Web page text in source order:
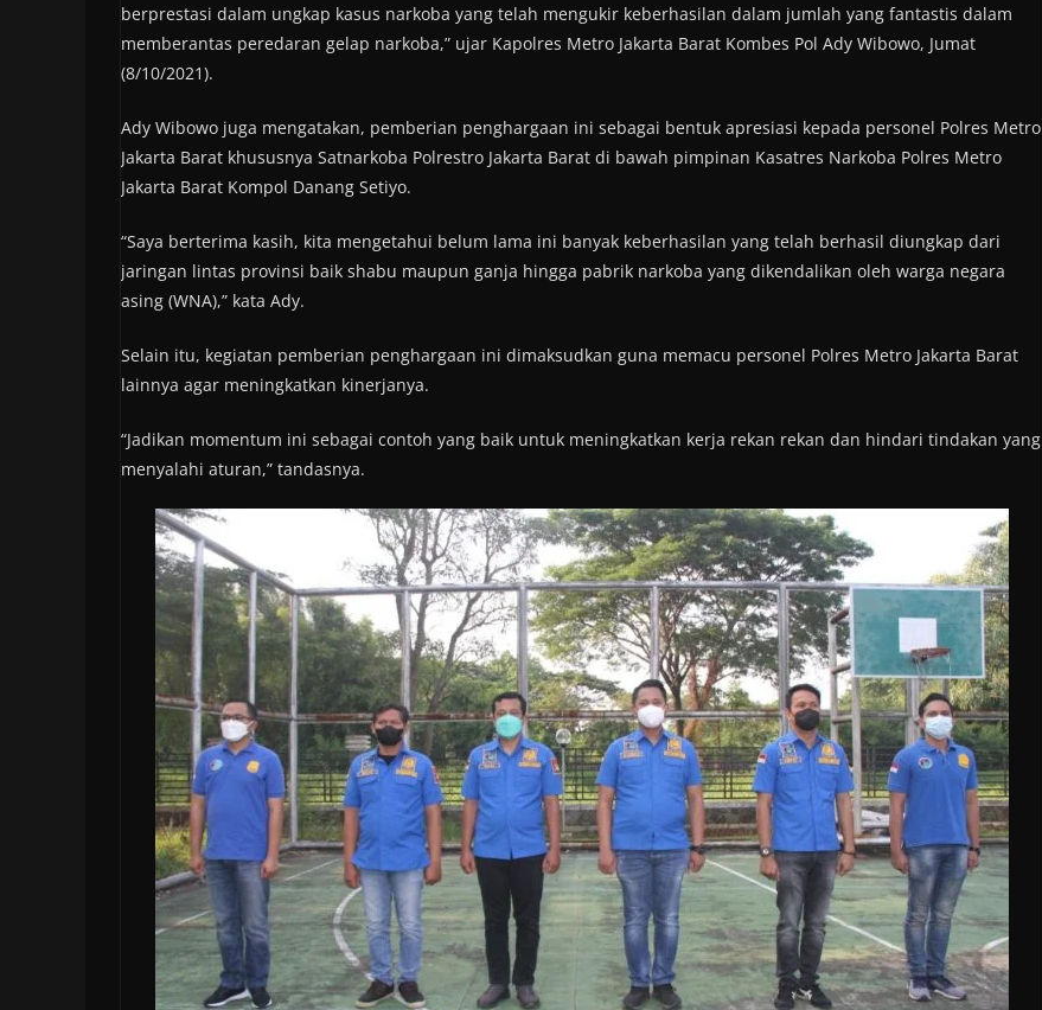
berprestasi dalam ungkap kasus narkoba yang telah mengukir keberhasilan dalam jumlah yang fantastis dalam
memberantas peredaran gelap narkoba,” ujar Kapolres Metro Jakarta Barat Kombes Pol Ady Wibowo, Jumat
(8/10/2021).
Ady Wibowo juga mengatakan, pemberian penghargaan ini sebagai bentuk apresiasi kepada personel Polres Metro
Jakarta Barat khususnya Satnarkoba Polrestro Jakarta Barat di bawah pimpinan Kasatres Narkoba Polres Metro
Jakarta Barat Kompol Danang Setiyo.
“Saya berterima kasih, kita mengetahui belum lama ini banyak keberhasilan yang telah berhasil diungkap dari
jaringan lintas provinsi baik shabu maupun ganja hingga pabrik narkoba yang dikendalikan oleh warga negara
asing (WNA),” kata Ady.
Selain itu, kegiatan pemberian penghargaan ini dimaksudkan guna memacu personel Polres Metro Jakarta Barat
lainnya agar meningkatkan kinerjanya.
“Jadikan momentum ini sebagai contoh yang baik untuk meningkatkan kerja rekan rekan dan hindari tindakan yang
menyalahi aturan,” tandasnya.